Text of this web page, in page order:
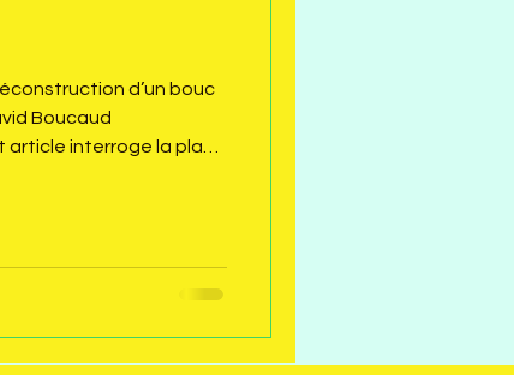
d’un bouc
Boucaud
article interroge la place